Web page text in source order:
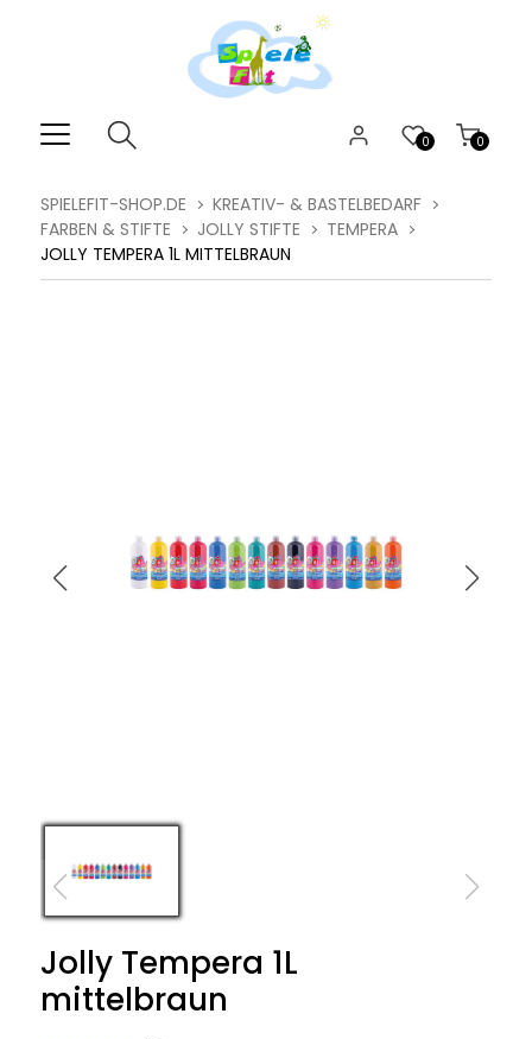
0
0
SPIELEFIT-SHOP.DE
KREATIV- & BASTELBEDARF
FARBEN & STIFTE
JOLLY STIFTE
TEMPERA
JOLLY TEMPERA 1L MITTELBRAUN
Jolly Tempera 1L
mittelbraun